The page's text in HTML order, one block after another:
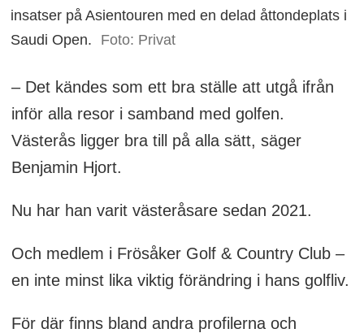
insatser på Asientouren med en delad åttondeplats i
Saudi Open.
Foto: Privat
– Det kändes som ett bra ställe att utgå ifrån
inför alla resor i samband med golfen.
Västerås ligger bra till på alla sätt, säger
Benjamin Hjort.
Nu har han varit västeråsare sedan 2021.
Och medlem i Frösåker Golf & Country Club –
en inte minst lika viktig förändring i hans golfliv.
För där finns bland andra profilerna och